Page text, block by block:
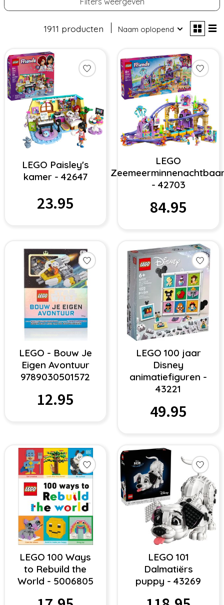
1911 producten Naam oplopend
LEGO Paisley's
kamer - 42647
23.95
LEGO
- 42703
84.95
LEGO - Bouw Je
Eigen Avontuur
9789030501572
12.95
LEGO 100 jaar
Disney
animatiefiguren -
43221
49.95
LEGO 100 Ways
to Rebuild the
World - 5006805
LEGO 101
Dalmatiërs
puppy - 43269